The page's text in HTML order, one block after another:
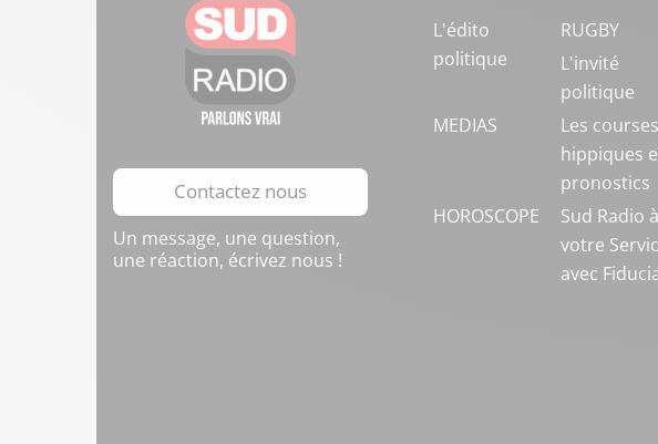
Contactez nous
Un message, une question,
une réaction, écrivez nous !
L'édito
politique
RUGBY
L'invité
politique
MEDIAS
Les courses
hippiques
pronostics
HOROSCOPE
Sud Radio à
votre
avec